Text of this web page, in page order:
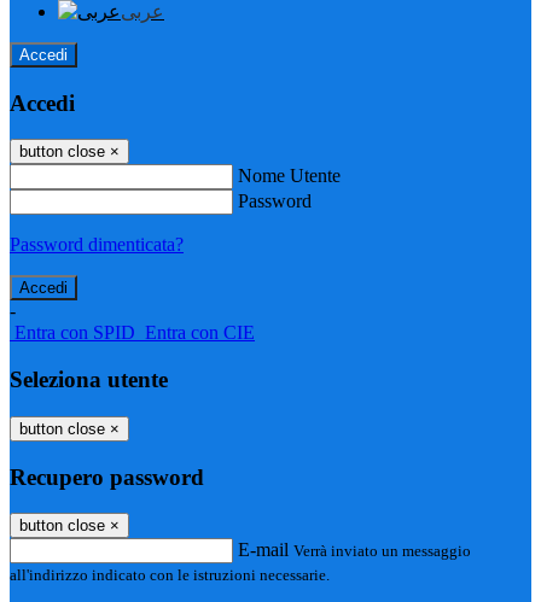
عربى
Accedi
Accedi
button close ×
Nome Utente
Password
Password dimenticata?
-
Entra con SPID Entra con CIE
Seleziona utente
button close ×
Recupero password
button close ×
E-mail Verrà inviato un messaggio
all'indirizzo indicato con le istruzioni necessarie.